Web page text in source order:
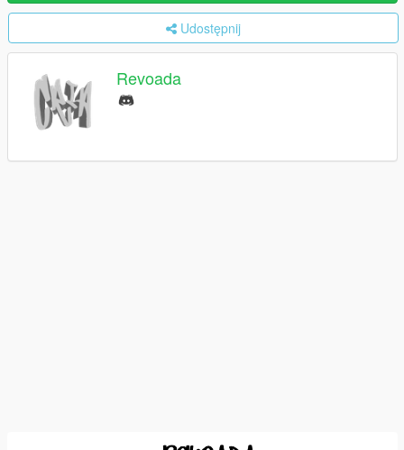
Udostępnij
Revoada